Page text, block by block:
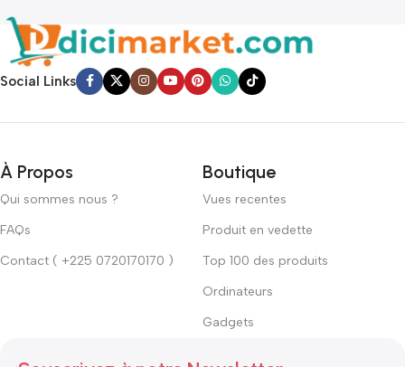
Social Links
À Propos
Qui sommes nous ?
FAQs
Contact ( +225 0720170170 )
Boutique
Vues recentes
Produit en vedette
Top 100 des produits
Ordinateurs
Gadgets